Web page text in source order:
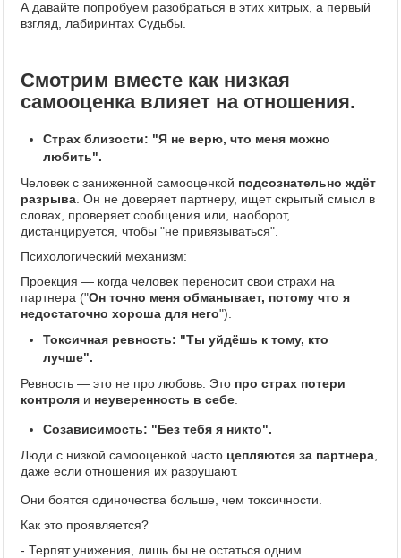
А давайте попробуем разобраться в этих хитрых, а первый
взгляд, лабиринтах Судьбы.
Смотрим вместе как низкая
самооценка влияет на отношения.
Страх близости: "Я не верю, что меня можно
любить".
Человек с заниженной самооценкой подсознательно ждёт
разрыва . Он не доверяет партнеру, ищет скрытый смысл в
словах, проверяет сообщения или, наоборот,
дистанцируется, чтобы "не привязываться".
Психологический механизм:
Проекция — когда человек переносит свои страхи на
партнера ("Он точно меня обманывает, потому что я
недостаточно хороша для него").
Токсичная ревность: "Ты уйдёшь к тому, кто
лучше".
Ревность — это не про любовь. Это про страх потери
контроля и неуверенность в себе
Созависимость: "Без тебя я никто".
Люди с низкой самооценкой часто цепляются за партнера
даже если отношения их разрушают.
Они боятся одиночества больше, чем токсичности.
Как это проявляется?
- Терпят унижения, лишь бы не остаться одним.